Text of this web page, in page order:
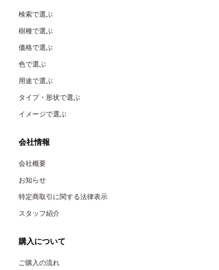
検索で選ぶ
樹種で選ぶ
価格で選ぶ
色で選ぶ
用途で選ぶ
タイプ・形状で選ぶ
イメージで選ぶ
会社情報
会社概要
お知らせ
特定商取引に関する法律表示
スタッフ紹介
購入について
ご購入の流れ